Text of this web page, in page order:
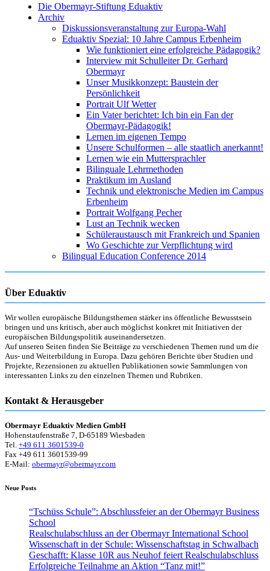
Die Obermayr-Stiftung Eduaktiv
Archiv
Diskussionsveranstaltung zur Europa-Wahl
Eduaktiv Spezial: 10 Jahre Campus Erbenheim
Wie funktioniert eine erfolgreiche Pädagogik?
Interview mit Schulleiter Dr. Gerhard
Obermayr
Unser Musikkonzept: Baustein der
Persönlichkeit
Portrait Ulf Wetter
Ein Vater berichtet: Ich bin ein Fan der
Obermayr-Pädagogik!
Lernen im eigenen Tempo
Unsere Schulformen – alle staatlich anerkannt!
Lernen wie ein Muttersprachler
Bilinguale Lehrmethoden
Praktikum im Ausland
Technik und elektronische Medien im Campus
Erbenheim
Portrait Wolfgang Pecher
Lust an Technik wecken
Schüleraustausch mit Frankreich und Spanien
Wo Geschichte zur Verpflichtung wird
Bilingual Education Conference 2014
Über Eduaktiv
Wir wollen europäische Bildungsthemen stärker ins öffentliche Bewusstsein
bringen und uns kritisch, aber auch möglichst konkret mit Initiativen der
europäischen Bildungspolitik auseinandersetzen.
Auf unseren Seiten finden Sie Beiträge zu verschiedenen Themen rund um die
Aus- und Weiterbildung in Europa. Dazu gehören Berichte über Studien und
Projekte, Rezensionen zu aktuellen Publikationen sowie Sammlungen von
interessanten Links zu den einzelnen Themen und Rubriken.
Kontakt & Herausgeber
Obermayr Eduaktiv Medien GmbH
Hohenstaufenstraße 7, D-65189 Wiesbaden
Tel. +49 611 3601539-0
Fax +49 611 3601539-99
E-Mail: obermayr@obermayr.com
Neue Posts
“Tschüss Schule”: Abschlussfeier an der Obermayr Business
School
Realschulabschluss an der Obermayr International School
Wissenschaft in der Schule: Wissenschaftstag in Schwalbach
Geschafft: Klasse 10R aus Neuhof feiert Realschulabschluss
Erfolgreiche Teilnahme an Aktion “Tanz mit!”